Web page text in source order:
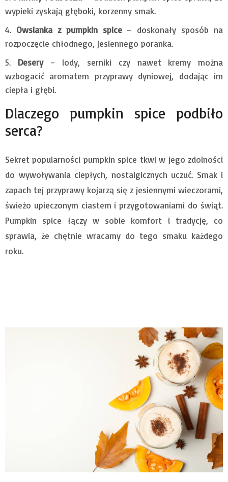
wypieki zyskają głęboki, korzenny smak.
Owsianka z pumpkin spice– doskonały sposób na
rozpoczęcie chłodnego, jesiennego poranka.
Desery– lody, serniki czy nawet kremy można
wzbogacić aromatem przyprawy dyniowej, dodając im
ciepła i głębi.
Dlaczego pumpkin spice podbiło
serca?
Sekret popularności pumpkin spice tkwi w jego zdolności
do wywoływania ciepłych, nostalgicznych uczuć. Smak i
zapach tej przyprawy kojarzą się z jesiennymi wieczorami,
świeżo upieczonym ciastem i przygotowaniami do świąt.
Pumpkin spice łączy w sobie komfort i tradycję, co
sprawia, że chętnie wracamy do tego smaku każdego
roku.